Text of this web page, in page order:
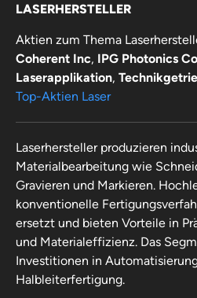
LASERHERSTELLER
Aktien zum Thema
Coherent Inc, IPG Photonics
Laserapplikation,
Top-Aktien Laser
Laserhersteller produzieren
Materialbearbeitung wie
Gravieren und Markieren.
konventionelle
ersetzt und bieten Vorteile in
und Materialeffizienz. Das
Investitionen in
Halbleiterfertigung.